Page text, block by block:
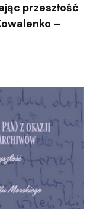
przeszłość
–